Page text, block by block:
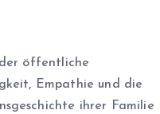
öffentliche
Empathie und die
ihrer Familie